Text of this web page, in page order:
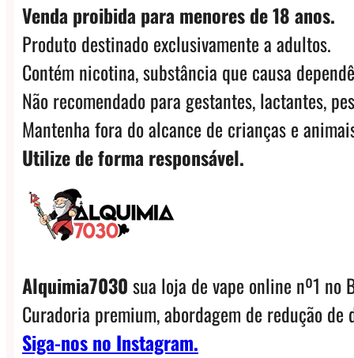
Venda proibida para menores de 18 anos.
Produto destinado exclusivamente a adultos.
Contém nicotina, substância que causa
Não recomendado para gestantes, lactantes,
Mantenha fora do alcance de crianças e
Utilize de forma responsável.
Alquimia7030sua loja de vape online nº1 no
Curadoria premium, abordagem de redução
Siga-nos no Instagram.